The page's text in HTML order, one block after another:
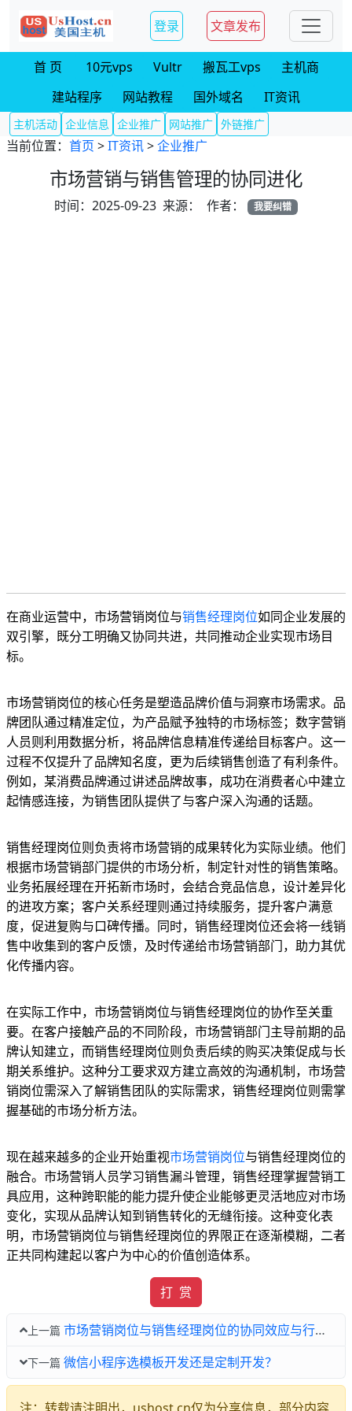
登录 文章发布
首 页 10元vps Vultr 搬瓦工vps
主机商
建站程序
网站教程 国外域名 IT资讯
主机活动 企业信息 企业推广 网站推广 外链推广
当前位置： 首页 >IT资讯>企业推广
市场营销与销售管理的协同进化
时间：2025-09-23 来源： 作者： 我要纠错
在商业运营中，市场营销岗位与销售经理岗位如同企业发展的
双引擎，既分工明确又协同共进，共同推动企业实现市场目
标。
市场营销岗位的核心任务是塑造品牌价值与洞察市场需求。品
牌团队通过精准定位，为产品赋予独特的市场标签；数字营销
人员则利用数据分析，将品牌信息精准传递给目标客户。这一
过程不仅提升了品牌知名度，更为后续销售创造了有利条件。
例如，某消费品牌通过讲述品牌故事，成功在消费者心中建立
起情感连接，为销售团队提供了与客户深入沟通的话题。
销售经理岗位则负责将市场营销的成果转化为实际业绩。他们
根据市场营销部门提供的市场分析，制定针对性的销售策略。
业务拓展经理在开拓新市场时，会结合竞品信息，设计差异化
的进攻方案；客户关系经理则通过持续服务，提升客户满意
度，促进复购与口碑传播。同时，销售经理岗位还会将一线销
售中收集到的客户反馈，及时传递给市场营销部门，助力其优
化传播内容。
在实际工作中，市场营销岗位与销售经理岗位的协作至关重
要。在客户接触产品的不同阶段，市场营销部门主导前期的品
牌认知建立，而销售经理岗位则负责后续的购买决策促成与长
期关系维护。这种分工要求双方建立高效的沟通机制，市场营
销岗位需深入了解销售团队的实际需求，销售经理岗位则需掌
握基础的市场分析方法。
现在越来越多的企业开始重视市场营销岗位与销售经理岗位的
融合。市场营销人员学习销售漏斗管理，销售经理掌握营销工
具应用，这种跨职能的能力提升使企业能够更灵活地应对市场
变化，实现从品牌认知到销售转化的无缝衔接。这种变化表
明，市场营销岗位与销售经理岗位的界限正在逐渐模糊，二者
正共同构建起以客户为中心的价值创造体系。
打 赏
上一篇 市场营销岗位与销售经理岗位的协同效应与行业挑战
下一篇 微信小程序选模板开发还是定制开发？